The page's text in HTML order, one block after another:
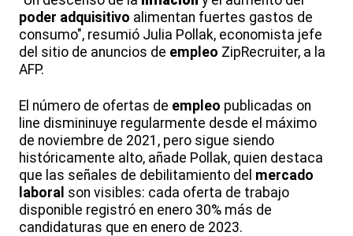
poder adquisitivo alimentan fuertes gastos de
consumo", resumió Julia Pollak, economista jefe
del sitio de anuncios de empleo ZipRecruiter, a la
AFP.
El número de ofertas de empleo publicadas on
line dismininuye regularmente desde el máximo
de noviembre de 2021, pero sigue siendo
históricamente alto, añade Pollak, quien destaca
que las señales de debilitamiento del mercado
laboral son visibles: cada oferta de trabajo
disponible registró en enero 30% más de
candidaturas que en enero de 2023.